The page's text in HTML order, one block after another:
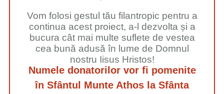
Vom folosi gestul tău filantropic pentru a
continua acest proiect, a-l dezvolta și a
bucura cât mai multe suflete de vestea
cea bună adusă în lume de Domnul
nostru Iisus Hristos!
Numele donatorilor vor fi pomenite
în Sfântul Munte Athos la Sfânta